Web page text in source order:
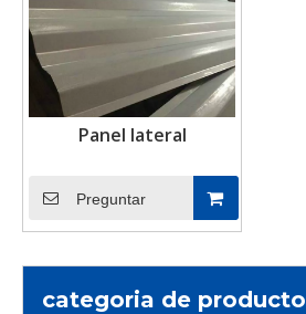
Panel lateral
Preguntar
categoria de producto